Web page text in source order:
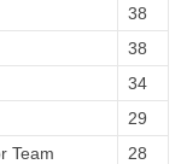
38
38
34
29
Team
28